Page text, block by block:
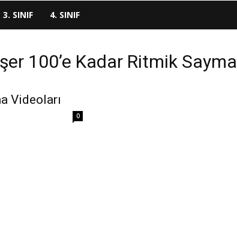
3. SINIF 4. SINIF
100’e Kadar Ritmik Sayma
Videoları
0